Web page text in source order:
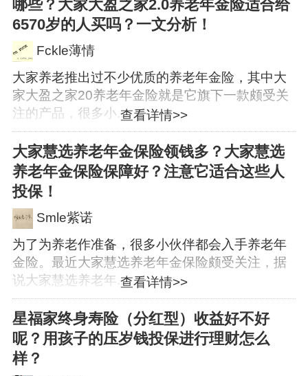
哪些？大家大盈之家2.0养老年金险适合给
6570岁的人买吗？一文分析！
Fckle薄情
查看详情>>
大家养老推出过不少优质的养老年金险，其中大
家大盈之家20养老年金险就是它旗下一款颇受关
注的产品，很多小...
大家慧选养老年金保险领钱多？大家慧选
养老年金保险保障好？注意它适合这些人
投保！
Smle紫诺
查看详情>>
为了为养老作准备，很多小伙伴都会入手养老年
金险。最近大家慧选养老年金保险颇受关注，据
说大家慧选养老年...
星福家终身寿险（分红型）收益好不好
呢？用孩子的压岁钱投保进行理财怎么
样？